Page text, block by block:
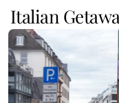
Italian